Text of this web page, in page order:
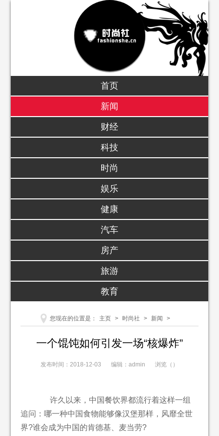
首页
新闻
财经
科技
时尚
娱乐
健康
汽车
房产
旅游
教育
您现在的位置是： 主页 > 时尚社 > 新闻 >
一个馄饨如何引发一场“核爆炸”
发布时间：2018-12-03 编辑：admin 浏览（ ）
许久以来，中国餐饮界都流行着这样一组
追问：哪一种中国食物能够像汉堡那样，风靡全世
界?谁会成为中国的肯德基、麦当劳?